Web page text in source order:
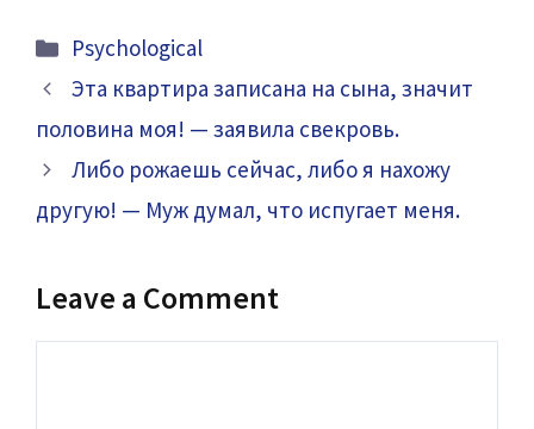
Categories
Psychological
Эта квартира записана на сына, значит
половина моя! — заявила свекровь.
Либо рожаешь сейчас, либо я нахожу
другую! — Муж думал, что испугает меня.
Leave a Comment